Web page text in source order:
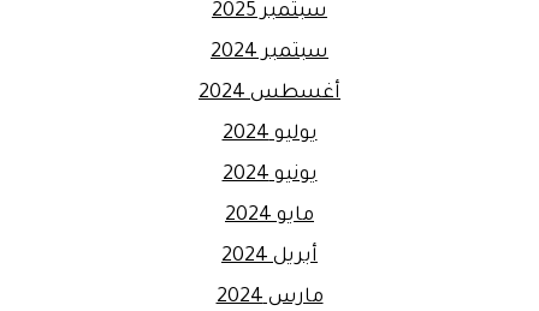
سبتمبر 2025
سبتمبر 2024
أغسطس 2024
يوليو 2024
يونيو 2024
مايو 2024
أبريل 2024
مارس 2024